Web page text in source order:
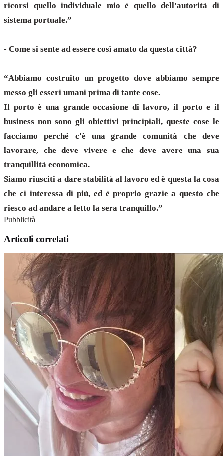
ricorsi quello individuale mio è quello dell'autorità di
sistema portuale.”
- Come si sente ad essere così amato da questa città?
“Abbiamo costruito un progetto dove abbiamo sempre
messo gli esseri umani prima di tante cose.
Il porto è una grande occasione di lavoro, il porto e il
business non sono gli obiettivi principiali, queste cose le
facciamo perché c'è una grande comunità che deve
lavorare, che deve vivere e che deve avere una sua
tranquillità economica.
Siamo riusciti a dare stabilità al lavoro ed è questa la cosa
che ci interessa di più, ed è proprio grazie a questo che
riesco ad andare a letto la sera tranquillo.”
Pubblicità
Articoli correlati